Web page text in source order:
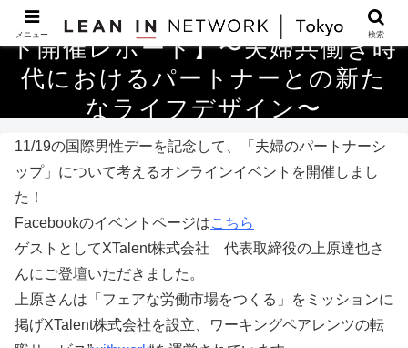
【11/7 国際男性デー記念イベン
ト開催レポート】〜夫婦共働き時
代におけるパートナーとの新た
なライフデザイン〜
11/19の国際男性デーを記念して、「夫婦のパートナーシ
ップ」について考えるオンラインイベントを開催しまし
た！
Facebookのイベントページはこちら
ゲストとしてXTalent株式会社 代表取締役の上原達也さ
んにご登壇いただきました。
上原さんは「フェアな労働市場をつくる」をミッションに
掲げXTalent株式会社を設立、ワーキングペアレンツの転
メニュー 検索